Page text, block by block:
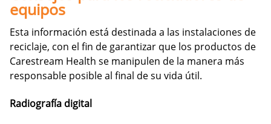
Empresa
Empresa
Careers
Contáctenos
equipos
Esta información está destinada a las instalaciones de
reciclaje, con el fin de garantizar que los productos de
Carestream Health se manipulen de la manera más
responsable posible al final de su vida útil.
Radiografía digital